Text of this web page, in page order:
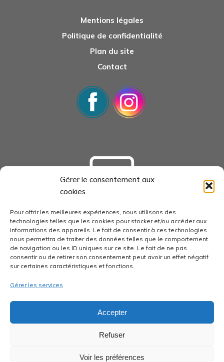
Gérer le consentement aux
cookies
Pour offrir les meilleures expériences, nous utilisons des
technologies telles que les cookies pour stocker et/ou accéder aux
informations des appareils. Le fait de consentir à ces technologies
nous permettra de traiter des données telles que le comportement
de navigation ou les ID uniques sur ce site. Le fait de ne pas
consentir ou de retirer son consentement peut avoir un effet négatif
sur certaines caractéristiques et fonctions.
Gérer les services
Accepter
Refuser
Voir les préférences
Mentions légales
Politique de confidentialité
Plan du site
Contact
economie-pays-loudunais.fr
pays-loudunais.fr